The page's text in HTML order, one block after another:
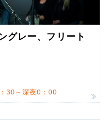
グレー、フリート
30～深夜0：00